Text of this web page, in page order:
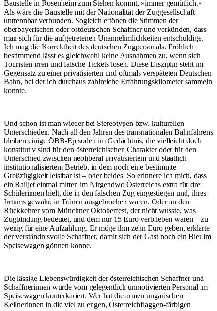
Baustelle in Rosenheim zum Stehen kommt, »immer gemütlich.«
Als wäre die Baustelle mit der Nationalität der Zuggesellschaft
untrennbar verbunden. Sogleich ertönen die Stimmen der
oberbayerischen oder ostdeutschen Schaffner und verkünden, dass
man sich für die aufgetretenen Unannehmlichkeiten entschuldige.
Ich mag die Korrektheit des deutschen Zugpersonals. Fröhlich
bestimmend lässt es gleichwohl keine Ausnahmen zu, wenn sich
Touristen irren und falsche Tickets lösen. Diese Disziplin steht im
Gegensatz zu einer privatisierten und oftmals verspäteten Deutschen
Bahn, bei der ich durchaus zahlreiche Erfahrungskilometer sammeln
konnte.
Und schon ist man wieder bei Stereotypen bzw. kulturellen
Unterschieden. Nach all den Jahren des transnationalen Bahnfahrens
bleiben einige ÖBB-Episoden im Gedächtnis, die vielleicht doch
konstitutiv sind für den österreichischen Charakter oder für den
Unterschied zwischen neoliberal privatisiertem und staatlich
institutionalisiertem Betrieb, in dem noch eine bestimmte
Großzügigkeit leistbar ist – oder beides. So erinnere ich mich, dass
ein Railjet einmal mitten im Nirgendwo Österreichs extra für drei
Schülerinnen hielt, die in den falschen Zug eingestiegen und, ihres
Irrtums gewahr, in Tränen ausgebrochen waren. Oder an den
Rückkehrer vom Münchner Oktoberfest, der nicht wusste, was
Zugbindung bedeutet, und dem nur 15 Euro verblieben waren – zu
wenig für eine Aufzahlung. Er möge ihm zehn Euro geben, erklärte
der verständnisvolle Schaffner, damit sich der Gast noch ein Bier im
Speisewagen gönnen könne.
Die lässige Liebenswürdigkeit der österreichischen Schaffner und
Schaffnerinnen wurde vom gelegentlich unmotivierten Personal im
Speisewagen konterkariert. Wer hat die armen ungarischen
Kellnerinnen in die viel zu engen, Österreichflaggen-färbigen